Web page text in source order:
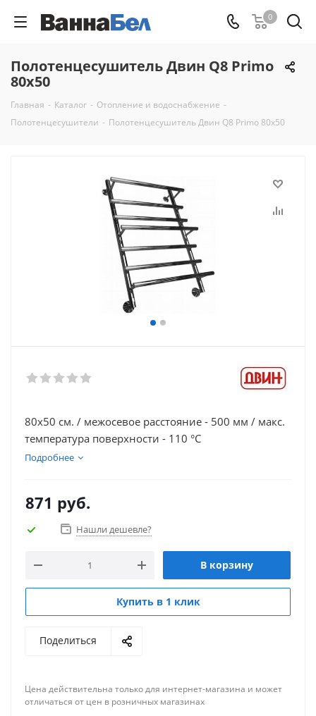
0
Полотенцесушитель Двин Q8 Primo
80x50
Главная - Каталог - Отопление и водоснабжение -
Полотенцесушители - Полотенцесушитель Двин Q8 Primo 80x50
80х50 см. / межосевое расстояние - 500 мм / макс.
температура поверхности - 110 °C
Подробнее
871 руб.
Нашли дешевле?
В корзину
Купить в 1 клик
Поделиться
Цена действительна только для интернет-магазина и может
отличаться от цен в розничных магазинах